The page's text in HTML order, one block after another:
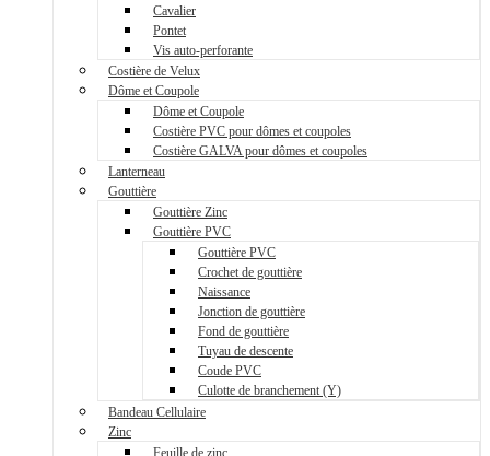
Cavalier
Pontet
Vis auto-perforante
Costière de Velux
Dôme et Coupole
Dôme et Coupole
Costière PVC pour dômes et coupoles
Costière GALVA pour dômes et coupoles
Lanterneau
Gouttière
Gouttière Zinc
Gouttière PVC
Gouttière PVC
Crochet de gouttière
Naissance
Jonction de gouttière
Fond de gouttière
Tuyau de descente
Coude PVC
Culotte de branchement (Y)
Bandeau Cellulaire
Zinc
Feuille de zinc